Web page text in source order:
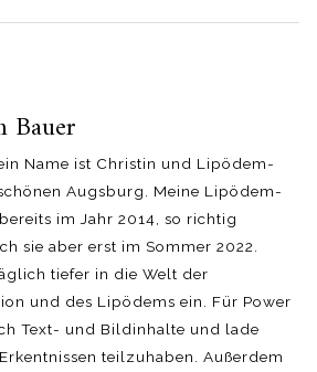
Bauer
Name ist Christin und Lipödem-
Augsburg. Meine Lipödem-
im Jahr 2014, so richtig
sie aber erst im Sommer 2022.
tiefer in die Welt der
und des Lipödems ein. Für Power
Text- und Bildinhalte und lade
teilzuhaben. Außerdem